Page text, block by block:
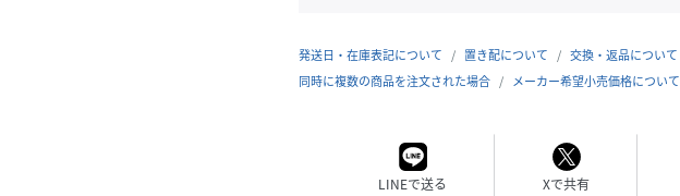
発送日・在庫表記について 置き配について
交換・返品について
同時に複数の商品を注文された場合
メーカー希望小売価格について
LINEで送る Xで共有